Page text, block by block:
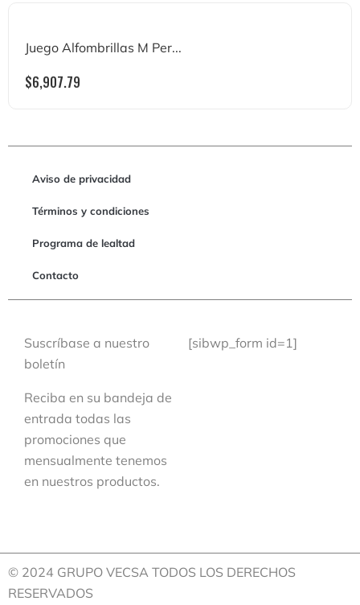
Juego Alfombrillas M Per...
$6,907.79
Aviso de privacidad
Términos y condiciones
Programa de lealtad
Contacto
Suscríbase a nuestro
boletín
Reciba en su bandeja de
entrada todas las
promociones que
mensualmente tenemos
en nuestros productos.
[sibwp_form id=1]
© 2024 GRUPO VECSA TODOS LOS DERECHOS
RESERVADOS